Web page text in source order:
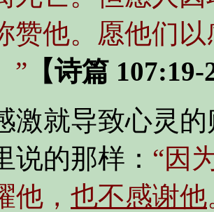
赞他。愿他们
” 【诗篇 107:19-
激就导致心灵
说的那样： “因
他， 也不感谢他